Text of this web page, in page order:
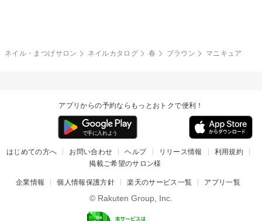
ネイル・まつげサロン ネイルカタログ 春 ブラウン マニキュア
アプリからの予約ならもっとおトクで便利！
はじめての方へ お問い合わせ ヘルプ リリース情報
利用規約
掲載ご希望のサロン様
企業情報 個人情報保護方針 楽天のサービス一覧 アプリ一覧
© Rakuten Group, Inc.